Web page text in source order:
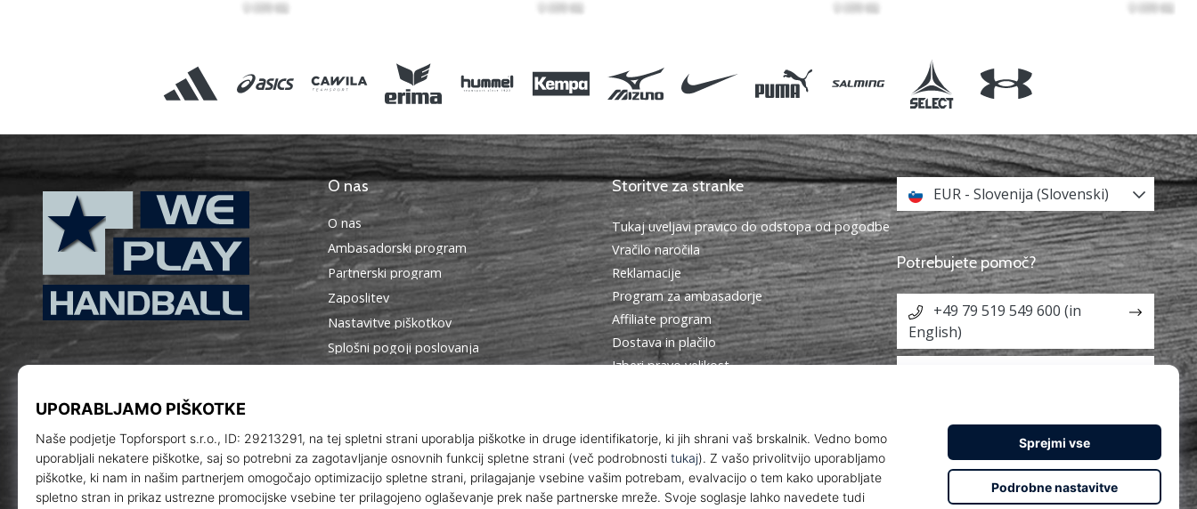
WePlayHandball.si
O nas
O nas
Ambasadorski program
Partnerski program
Zaposlitev
Nastavitve piškotkov
Splošni pogoji poslovanja
Storitve za stranke
Tukaj uveljavi pravico do odstopa od pogodbe
Vračilo naročila
Reklamacije
Program za ambasadorje
Affiliate program
Dostava in plačilo
Izberi pravo velikost
Politika zasebnosti
EUR - Slovenija (Slovenski)
Potrebujete pomoč?
+49 79 519 549 600 (in
English)